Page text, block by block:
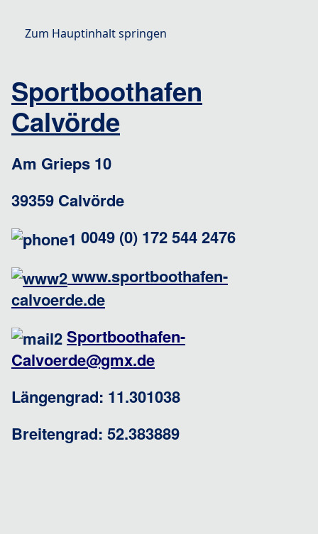
Zum Hauptinhalt springen
Sportboothafen
Calvörde
Am Grieps 10
39359 Calvörde
0049 (0) 172 544 2476
www.sportboothafen-
calvoerde.de
Sportboothafen-
Calvoerde@gmx.de
Längengrad: 11.301038
Breitengrad: 52.383889